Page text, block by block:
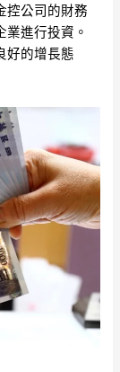
控公司的財務
進行投資。
好的增長態